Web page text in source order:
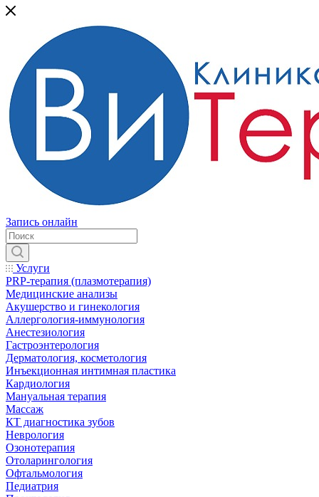
Запись онлайн
Услуги
PRP-терапия (плазмотерапия)
Медицинские анализы
Акушерство и гинекология
Аллергология-иммунология
Анестезиология
Гастроэнтерология
Дерматология, косметология
Инъекционная интимная пластика
Кардиология
Мануальная терапия
Массаж
КТ диагностика зубов
Неврология
Озонотерапия
Отоларингология
Офтальмология
Педиатрия